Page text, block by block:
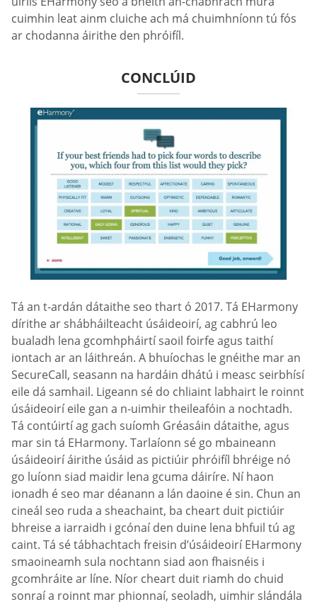
cuimhin leat ainm cluiche ach má chuimhníonn tú fós
ar chodanna áirithe den phróifíl.
CONCLÚID
Tá an t-ardán dátaithe seo thart ó 2017. Tá EHarmony
dírithe ar shábháilteacht úsáideoirí, ag cabhrú leo
bualadh lena gcomhpháirtí saoil foirfe agus taithí
iontach ar an láithreán. A bhuíochas le gnéithe mar an
SecureCall, seasann na hardáin dhátú i measc seirbhísí
eile dá samhail. Ligeann sé do chliaint labhairt le roinnt
úsáideoirí eile gan a n-uimhir theileafóin a nochtadh.
Tá contúirtí ag gach suíomh Gréasáin dátaithe, agus
mar sin tá EHarmony. Tarlaíonn sé go mbaineann
úsáideoirí áirithe úsáid as pictiúir phróifíl bhréige nó
go luíonn siad maidir lena gcuma dáiríre. Ní haon
ionadh é seo mar déanann a lán daoine é sin. Chun an
cineál seo ruda a sheachaint, ba cheart duit pictiúir
bhreise a iarraidh i gcónaí den duine lena bhfuil tú ag
caint. Tá sé tábhachtach freisin d’úsáideoirí EHarmony
smaoineamh sula nochtann siad aon fhaisnéis i
gcomhráite ar líne. Níor cheart duit riamh do chuid
sonraí a roinnt mar phionnaí, seoladh, uimhir slándála